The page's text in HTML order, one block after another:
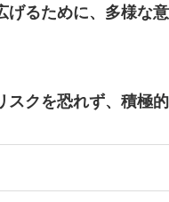
げるために、多様な
スクを恐れず、積極